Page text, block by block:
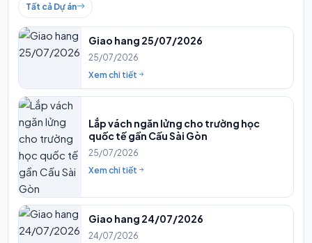
Tất cả Dự án
Giao hang 25/07/2026
25/07/2026
Xem chi tiết
Lắp vách ngăn lửng cho trường học
quốc tế gần Cấu Sài Gòn
25/07/2026
Xem chi tiết
Giao hang 24/07/2026
24/07/2026